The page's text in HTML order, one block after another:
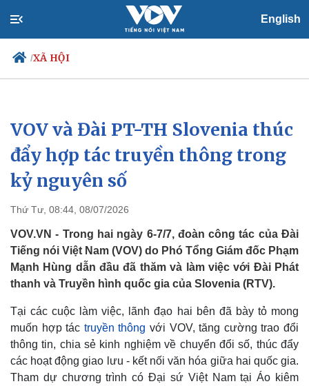
English
/XÃ HỘI
Chính trị
Đảng
Tổ chức nhân sự
Quốc hội
Nhận diện sự thật
Xã hội
Tin 24h
Dự báo thời tiết
VOV và Đài PT-TH Slovenia thúc
đẩy hợp tác truyền thông trong
kỷ nguyên số
Thứ Tư, 08:44, 08/07/2026
VOV.VN - Trong hai ngày 6-7/7, đoàn công tác của Đài
Tiếng nói Việt Nam (VOV) do Phó Tổng Giám đốc Phạm
Mạnh Hùng dẫn đầu đã thăm và làm việc với Đài Phát
thanh và Truyền hình quốc gia của Slovenia (RTV).
Tại các cuộc làm việc, lãnh đạo hai bên đã bày tỏ mong
muốn hợp tác truyền thông với VOV, tăng cường trao đổi
thông tin, chia sẻ kinh nghiệm về chuyển đổi số, thúc đẩy
các hoạt động giao lưu - kết nối văn hóa giữa hai quốc gia.
Tham dự chương trình có Đại sứ Việt Nam tại Áo kiêm